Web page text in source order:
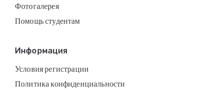
Фотогалерея
Помощь студентам
Информация
Условия регистрации
Политика конфиденциальности